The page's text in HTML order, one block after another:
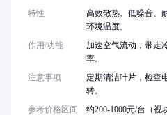
特性
高效散热、低噪音、
环境温度。
作用/功能
加速空气流动，带走
率。
注意事项
定期清洁叶片，检查
转。
参考价格区间
约200-1000元/台（视